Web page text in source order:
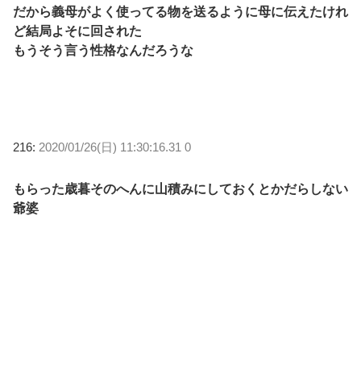
だから義母がよく使ってる物を送るように母に伝えたけれ
ど結局よそに回された
もうそう言う性格なんだろうな
216: 2020/01/26(日) 11:30:16.31 0
もらった歳暮そのへんに山積みにしておくとかだらしない
爺婆